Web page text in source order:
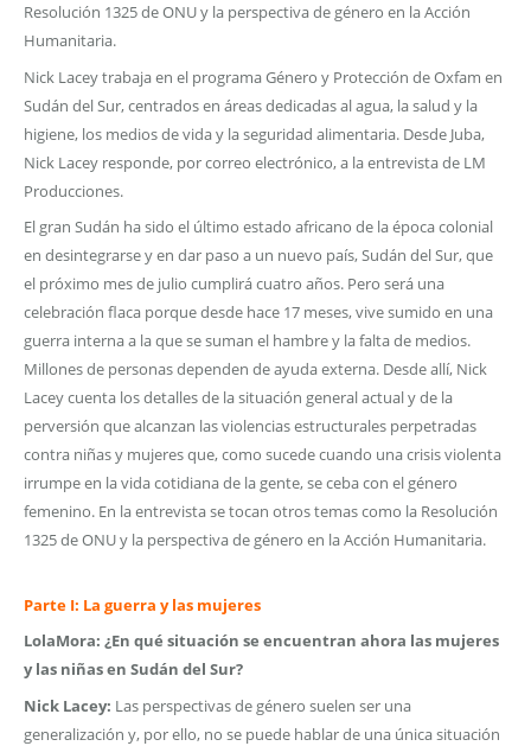
Resolución 1325 de ONU y la perspectiva de género en la Acción
Humanitaria.
Nick Lacey trabaja en el programa Género y Protección de Oxfam en
Sudán del Sur, centrados en áreas dedicadas al agua, la salud y la
higiene, los medios de vida y la seguridad alimentaria. Desde Juba,
Nick Lacey responde, por correo electrónico, a la entrevista de LM
Producciones.
El gran Sudán ha sido el último estado africano de la época colonial
en desintegrarse y en dar paso a un nuevo país, Sudán del Sur, que
el próximo mes de julio cumplirá cuatro años. Pero será una
celebración flaca porque desde hace 17 meses, vive sumido en una
guerra interna a la que se suman el hambre y la falta de medios.
Millones de personas dependen de ayuda externa. Desde allí, Nick
Lacey cuenta los detalles de la situación general actual y de la
perversión que alcanzan las violencias estructurales perpetradas
contra niñas y mujeres que, como sucede cuando una crisis violenta
irrumpe en la vida cotidiana de la gente, se ceba con el género
femenino. En la entrevista se tocan otros temas como la Resolución
1325 de ONU y la perspectiva de género en la Acción Humanitaria.
Parte I: La guerra y las mujeres
LolaMora: ¿En qué situación se encuentran ahora las mujeres
y las niñas en Sudán del Sur?
Nick Lacey: Las perspectivas de género suelen ser una
generalización y, por ello, no se puede hablar de una única situación